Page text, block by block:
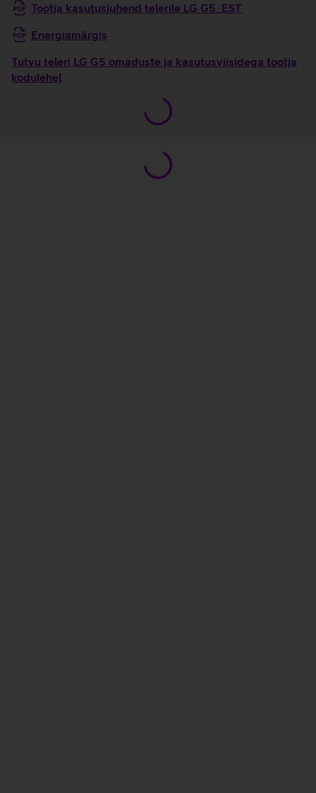
Tootja kasutusjuhend telerile LG G5_EST
Energiamärgis
Tutvu teleri LG G5 omaduste ja kasutusviisidega tootja
kodulehel